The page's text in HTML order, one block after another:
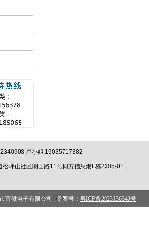
卢小姐 19035717382
松坪山社区朗山路11号同方信息港F栋2305-01
富微电子有限公司 备案号： 粤ICP备2023136349号